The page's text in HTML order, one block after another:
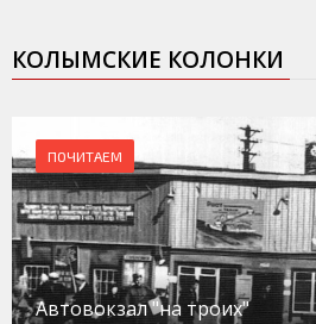
КОЛЫМСКИЕ КОЛОНКИ
ПОЧИТАЕМ
Автовокзал "на троих"